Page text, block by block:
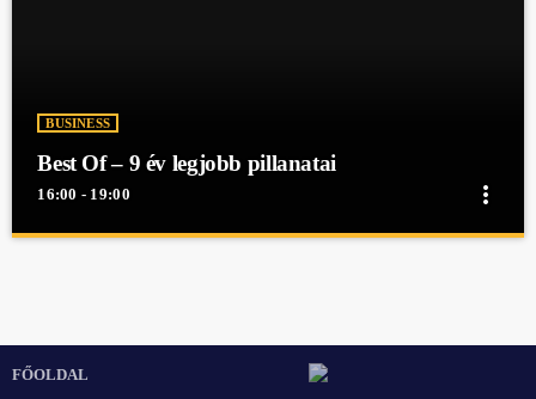
BUSINESS
Best Of – 9 év legjobb pillanatai
16:00 - 19:00 more_vert
Best Of - 9 év legjobb pillanatai
FŐOLDAL